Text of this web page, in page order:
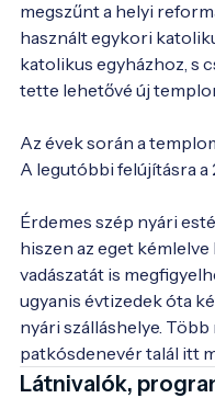
megszűnt a helyi
használt egykori
katolikus egyházhoz, s
tette lehetővé új
Az évek során a
A legutóbbi felújításra
Érdemes szép nyári
hiszen az eget
vadászatát is
ugyanis évtizedek óta
nyári szálláshelye.
patkósdenevér talál itt
Látnivalók,